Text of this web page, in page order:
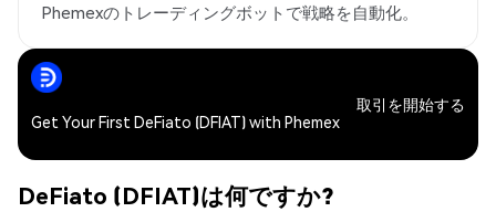
Phemexのトレーディングボットで戦略を自動化。
Get Your First DeFiato (DFIAT) with Phemex
取引を開始する
DeFiato (DFIAT)は何ですか?